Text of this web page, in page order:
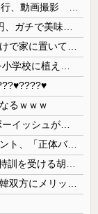
るｗｗｗ
高市首相の熊本視察動画にケチを付けたタレント、「正体バレバレよな」と黒電話の呼び方であっさりと……